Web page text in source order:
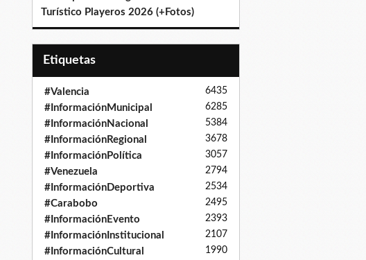
Turístico Playeros 2026 (+Fotos)
Etiquetas
#Valencia 6435
#InformaciónMunicipal 6285
#InformaciónNacional 5384
#InformaciónRegional 3678
#InformaciónPolítica 3057
#Venezuela 2794
#InformaciónDeportiva 2534
#Carabobo 2495
#InformaciónEvento 2393
#InformaciónInstitucional 2107
#InformaciónCultural 1990